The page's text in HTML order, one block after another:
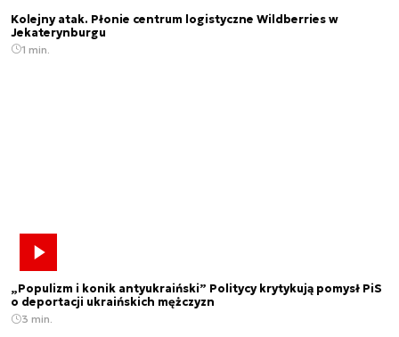
Kolejny atak. Płonie centrum logistyczne Wildberries w
Jekaterynburgu
1 min.
„Populizm i konik antyukraiński” Politycy krytykują pomysł PiS
o deportacji ukraińskich mężczyzn
3 min.